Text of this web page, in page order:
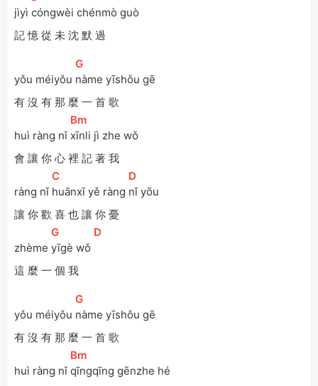
jìyì cóngwèi chénmò guò
記 憶 從 未 沈 默 過
yǒu méiyǒu
[
G
nàme yīshǒu gē
有 沒 有 那 麼 一 首 歌
huì ràng nǐ
[Bm
xīnli jì zhe wǒ
會 讓 你 心 裡 記 著 我
ràng nǐ
[
C
huānxǐ yě ràng
[D
nǐ yōu
讓 你 歡 喜 也 讓 你 憂
zhème
[
G
yīgè wǒ
[D
這 麼 一 個 我
yǒu méiyǒu
[
G
nàme yīshǒu gē
有 沒 有 那 麼 一 首 歌
huì ràng nǐ
[Bm
qīngqīng gēnzhe hé